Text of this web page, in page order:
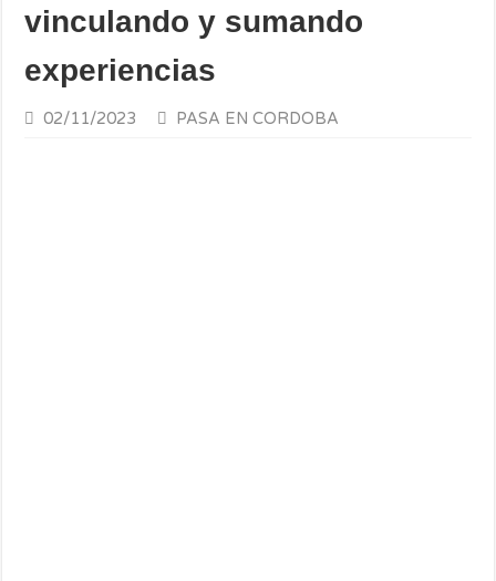
vinculando y sumando
experiencias
02/11/2023 PASA EN CORDOBA